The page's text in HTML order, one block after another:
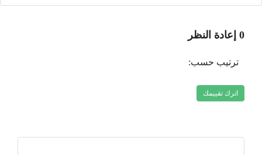
0 إعادة النظر
ترتيب حسب:
اترك تقييمك